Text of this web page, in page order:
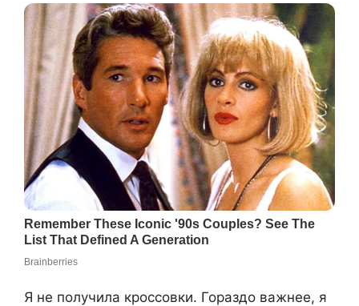
Я не получила кроссовки. Гораздо важнее, я